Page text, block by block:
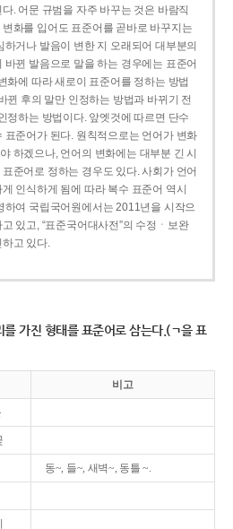
. 어문 규범을 자주 바꾸는 것은 바람직
화를 입어도 표준어를 곧바로 바꾸지는
거나 발음이 변한 지 오래되어 대부분의
뀐 발음으로 말을 하는 경우에는 표준어
화에 따라 새로이 표준어를 정하는 방법
뀐 후의 말만 인정하는 방법과 바뀌기 전
정하는 방법이다. 앞엣것에 따르면 단수
표준어가 된다. 원칙적으로는 언어가 변화
하겠으나, 언어의 변화에는 대부분 긴 시
준어로 정하는 경우도 있다. 사회가 언어
인식하게 됨에 따라 복수 표준어 역시
하여 국립국어원에서는 2011년을 시작으
있고, “표준국어대사전”의 수정ㆍ보완
고 있다.
를 가진 형태를 표준어로 삼는다.(ㄱ을 표
비고
동~, 들~, 새벽~, 동틀 ~.